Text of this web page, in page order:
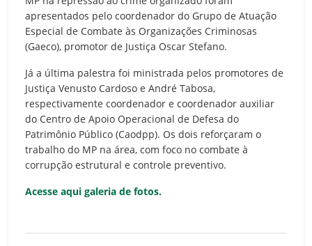
apresentados pelo coordenador do Grupo de Atuação
Especial de Combate às Organizações Criminosas
(Gaeco), promotor de Justiça Oscar Stefano.
Já a última palestra foi ministrada pelos promotores de
Justiça Venusto Cardoso e André Tabosa,
respectivamente coordenador e coordenador auxiliar
do Centro de Apoio Operacional de Defesa do
Patrimônio Público (Caodpp). Os dois reforçaram o
trabalho do MP na área, com foco no combate à
corrupção estrutural e controle preventivo.
Acesse aqui galeria de fotos.